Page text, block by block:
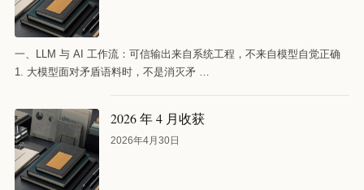
一、LLM 与 AI 工作流：可信输出来自系统工程，不来自模型自觉正确
1. 大模型面对矛盾语料时，不是消灭矛 …
2026 年 4 月收获
2026年4月30日